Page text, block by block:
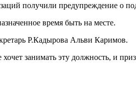
получили предупреждение о
время быть на месте.
Р.Кадырова Альви Каримов.
занимать эту должность, и